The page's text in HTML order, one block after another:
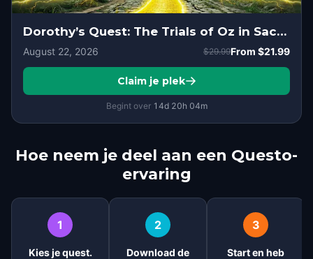
Dorothy’s Quest: The Trials of Oz in Sacramento
August 22, 2026 $29.99From $21.99
Claim je plek
Begint over 14d 20h 04m
Hoe neem je deel aan een Questo-
ervaring
1
Kies je quest.
2
Download de
3
Start en heb